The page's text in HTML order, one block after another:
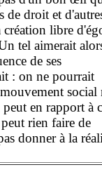
de droit et
libre
tel aimerait
de ses
: on ne pourrait
social
en rapport à
rien faire de
donner à la